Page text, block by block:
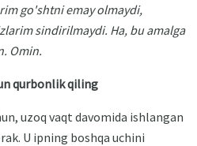
go'shtni emay olmaydi,
sindirilmaydi. Ha, bu amalga
Omin.
qurbonlik qiling
uzoq vaqt davomida ishlangan
U ipning boshqa uchini